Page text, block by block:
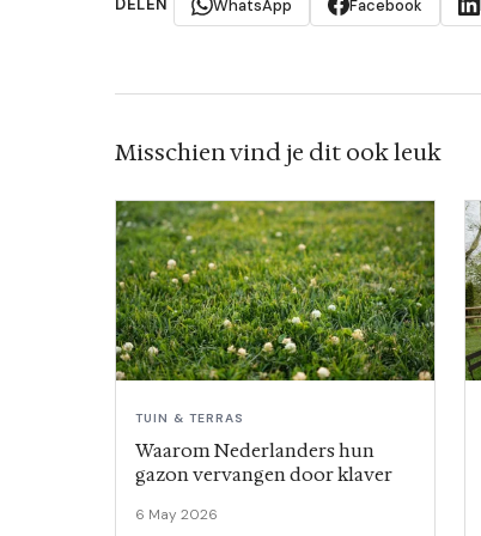
DELEN WhatsApp Facebook
Misschien vind je dit ook leuk
TUIN & TERRAS
Waarom Nederlanders hun
gazon vervangen door klaver
6 May 2026